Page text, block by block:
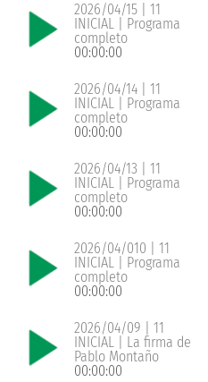
2026/04/15 | 11
INICIAL | Programa
completo
00:00:00
2026/04/14 | 11
INICIAL | Programa
completo
00:00:00
2026/04/13 | 11
INICIAL | Programa
completo
00:00:00
2026/04/010 | 11
INICIAL | Programa
completo
00:00:00
2026/04/09 | 11
INICIAL | La firma de
Pablo Montaño
00:00:00